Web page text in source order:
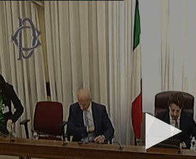
Vai al contenuto principale
WebTV Camera
Vai al menu di navigazione
Contenuto
Fine contenuto